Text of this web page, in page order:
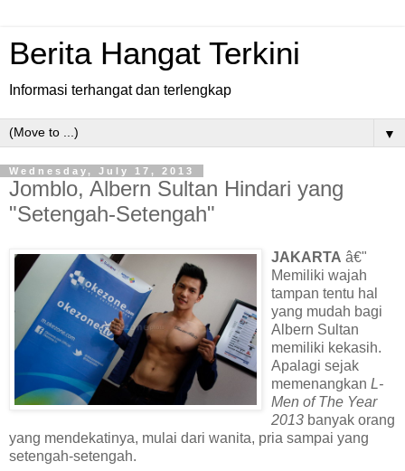
Berita Hangat Terkini
Informasi terhangat dan terlengkap
▼
Wednesday, July 17, 2013
Jomblo, Albern Sultan Hindari yang
"Setengah-Setengah"
JAKARTA â€"
Memiliki wajah
tampan tentu hal
yang mudah bagi
Albern Sultan
memiliki kekasih.
Apalagi sejak
memenangkan L-
Men of The Year
2013 banyak orang
yang mendekatinya, mulai dari wanita, pria sampai yang
setengah-setengah.